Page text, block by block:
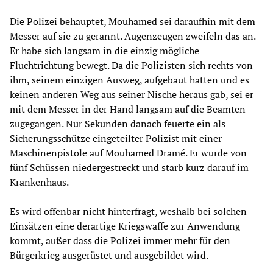
Die Polizei behauptet, Mouhamed sei daraufhin mit dem
Messer auf sie zu gerannt. Augenzeugen zweifeln das an.
Er habe sich langsam in die einzig mögliche
Fluchtrichtung bewegt. Da die Polizisten sich rechts von
ihm, seinem einzigen Ausweg, aufgebaut hatten und es
keinen anderen Weg aus seiner Nische heraus gab, sei er
mit dem Messer in der Hand langsam auf die Beamten
zugegangen. Nur Sekunden danach feuerte ein als
Sicherungsschütze eingeteilter Polizist mit einer
Maschinenpistole auf Mouhamed Dramé. Er wurde von
fünf Schüssen niedergestreckt und starb kurz darauf im
Krankenhaus.
Es wird offenbar nicht hinterfragt, weshalb bei solchen
Einsätzen eine derartige Kriegswaffe zur Anwendung
kommt, außer dass die Polizei immer mehr für den
Bürgerkrieg ausgerüstet und ausgebildet wird.